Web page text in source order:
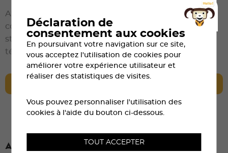
Afin d’éviter les embouteillages et les parkings
complets à Zinal, il est fortement conseillé de
stationner à Grimentz puis de rejoindre Zinal en
téléphérique.
Attention aux restrictions de
Déclaration de
consentement aux cookies
En poursuivant votre navigation sur ce site,
vous acceptez l'utilisation de cookies pour
améliorer votre expérience utilisateur et
réaliser des statistiques de visites.
Vous pouvez personnaliser l'utilisation des
cookies à l'aide du bouton ci-dessous.
TOUT ACCEPTER